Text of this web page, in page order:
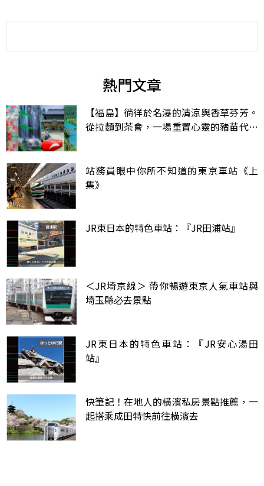
熱門文章
【福島】徜徉於名瀑的清涼與香草芬芳。
從拉麵到茶會，一場重置心靈的豬苗代～
站務員眼中你所不知道的東京車站《上
集》
JR東日本的特色車站：『JR田浦站』
＜JR埼京線＞ 帶你暢遊東京人氣車站與
埼玉縣必去景點
JR東日本的特色車站：『JR安心湯田
站』
快筆記！在地人的橫濱私房景點推薦，一
起搭乘成田特快前往橫濱去